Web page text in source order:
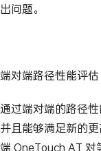
出问题。
端对端路径性能评估
通过端对端的路径
并且能够满足新的
端 OneTouch AT 对